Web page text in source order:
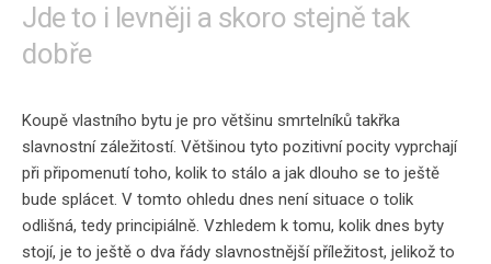
Jde to i levněji a skoro stejně tak
dobře
Koupě vlastního bytu je pro většinu smrtelníků takřka
slavnostní záležitostí. Většinou tyto pozitivní pocity vyprchají
při připomenutí toho, kolik to stálo a jak dlouho se to ještě
bude splácet. V tomto ohledu dnes není situace o tolik
odlišná, tedy principiálně. Vzhledem k tomu, kolik dnes byty
stojí, je to ještě o dva řády slavnostnější příležitost, jelikož to